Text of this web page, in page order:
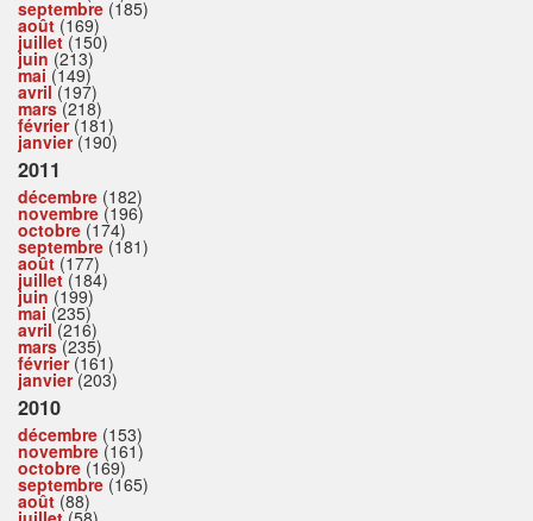
septembre (185)
août (169)
juillet(150)
juin (213)
mai (149)
avril(197)
mars(218)
février(181)
janvier(190)
2011
décembre (182)
novembre (196)
octobre (174)
septembre (181)
août (177)
juillet(184)
juin (199)
mai (235)
avril(216)
mars(235)
février(161)
janvier(203)
2010
décembre (153)
novembre (161)
octobre (169)
septembre (165)
août (88)